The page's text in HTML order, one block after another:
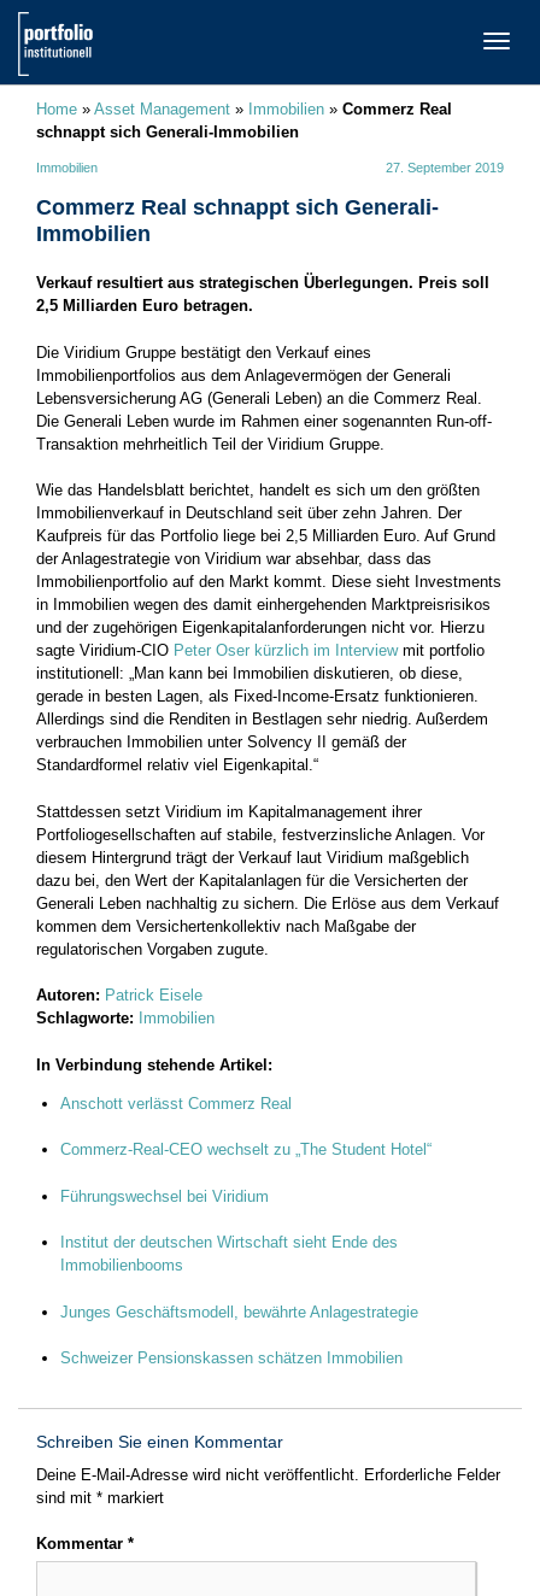
Home » Asset Management » Immobilien » Commerz Real
schnappt sich Generali-Immobilien
Immobilien 27. September 2019
Commerz Real schnappt sich Generali-
Immobilien
Verkauf resultiert aus strategischen Überlegungen. Preis soll
2,5 Milliarden Euro betragen.
Die Viridium Gruppe bestätigt den Verkauf eines
Immobilienportfolios aus dem Anlagevermögen der Generali
Lebensversicherung AG (Generali Leben) an die Commerz Real.
Die Generali Leben wurde im Rahmen einer sogenannten Run-off-
Transaktion mehrheitlich Teil der Viridium Gruppe.
Wie das Handelsblatt berichtet, handelt es sich um den größten
Immobilienverkauf in Deutschland seit über zehn Jahren. Der
Kaufpreis für das Portfolio liege bei 2,5 Milliarden Euro. Auf Grund
der Anlagestrategie von Viridium war absehbar, dass das
Immobilienportfolio auf den Markt kommt. Diese sieht Investments
in Immobilien wegen des damit einhergehenden Marktpreisrisikos
und der zugehörigen Eigenkapitalanforderungen nicht vor. Hierzu
sagte Viridium-CIO Peter Oser kürzlich im Interviewmit portfolio
institutionell: „Man kann bei Immobilien diskutieren, ob diese,
gerade in besten Lagen, als Fixed-Income-Ersatz funktionieren.
Allerdings sind die Renditen in Bestlagen sehr niedrig. Außerdem
verbrauchen Immobilien unter Solvency II gemäß der
Standardformel relativ viel Eigenkapital.“
Stattdessen setzt Viridium im Kapitalmanagement ihrer
Portfoliogesellschaften auf stabile, festverzinsliche Anlagen. Vor
diesem Hintergrund trägt der Verkauf laut Viridium maßgeblich
dazu bei, den Wert der Kapitalanlagen für die Versicherten der
Generali Leben nachhaltig zu sichern. Die Erlöse aus dem Verkauf
kommen dem Versichertenkollektiv nach Maßgabe der
regulatorischen Vorgaben zugute.
Autoren: Patrick Eisele
Schlagworte:
Immobilien
In Verbindung stehende Artikel:
Anschott verlässt Commerz Real
Commerz-Real-CEO wechselt zu „The Student Hotel“
Führungswechsel bei Viridium
Institut der deutschen Wirtschaft sieht Ende des
Immobilienbooms
Junges Geschäftsmodell, bewährte Anlagestrategie
Schweizer Pensionskassen schätzen Immobilien
Schreiben Sie einen Kommentar
Deine E-Mail-Adresse wird nicht veröffentlicht. Erforderliche Felder
sind mit * markiert
Kommentar *